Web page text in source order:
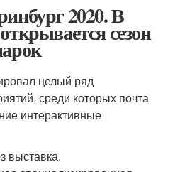
2020. В
сезон
целый ряд
среди которых почта
интерактивные